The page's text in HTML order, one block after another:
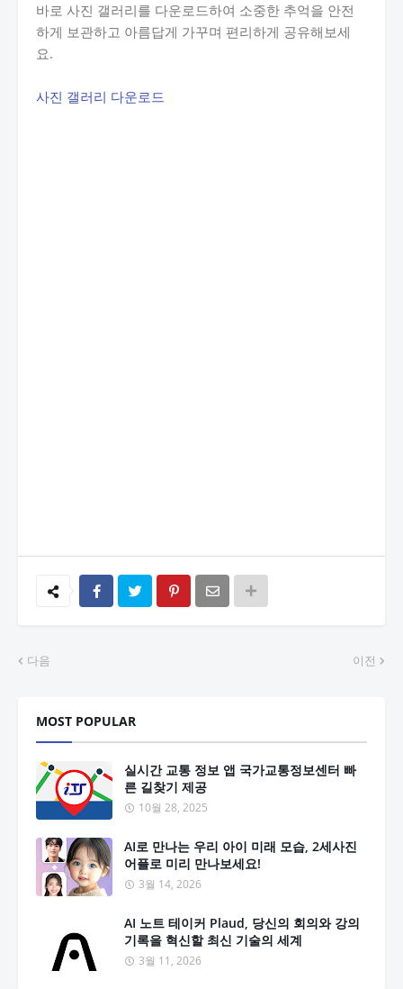
바로 사진 갤러리를 다운로드하여 소중한 추억을 안전
하게 보관하고 아름답게 가꾸며 편리하게 공유해보세
요.
사진 갤러리 다운로드
다음 이전
MOST POPULAR
실시간 교통 정보 앱 국가교통정보센터 빠
른 길찾기 제공
10월 28, 2025
AI로 만나는 우리 아이 미래 모습, 2세사진
어플로 미리 만나보세요!
3월 14, 2026
AI 노트 테이커 Plaud, 당신의 회의와 강의
기록을 혁신할 최신 기술의 세계
3월 11, 2026